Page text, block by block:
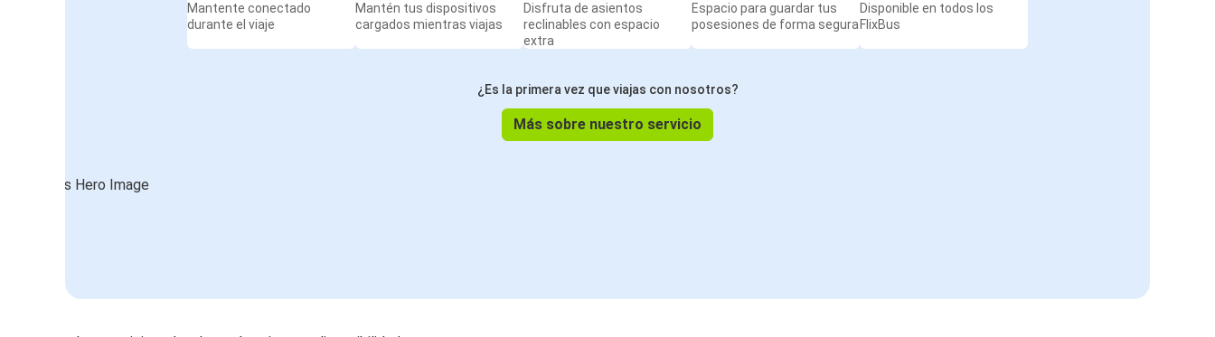
Mantente conectado
durante el viaje
Mantén tus dispositivos
cargados mientras viajas
Disfruta de asientos
reclinables con espacio
extra
Espacio para guardar tus
posesiones de forma segura
Disponible en todos los
FlixBus
¿Es la primera vez que viajas con nosotros?
Más sobre nuestro servicio